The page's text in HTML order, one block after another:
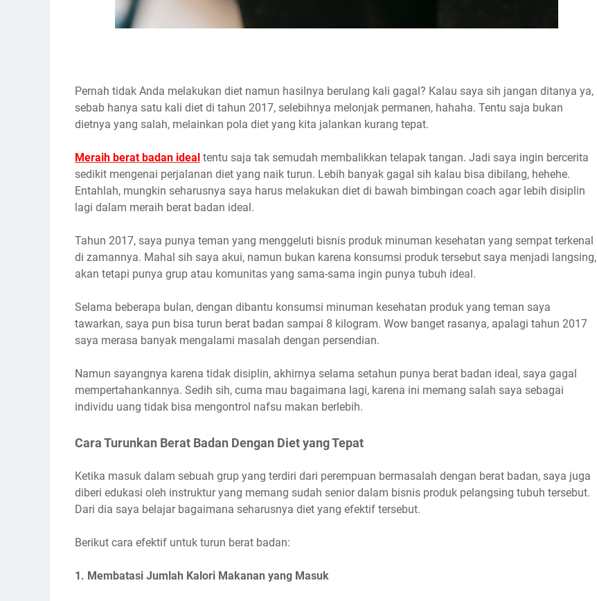
Pernah tidak Anda melakukan diet namun hasilnya berulang kali gagal? Kalau saya sih jangan ditanya ya,
sebab hanya satu kali diet di tahun 2017, selebihnya melonjak permanen, hahaha. Tentu saja bukan
dietnya yang salah, melainkan pola diet yang kita jalankan kurang tepat.
Meraih berat badan ideal tentu saja tak semudah membalikkan telapak tangan. Jadi saya ingin bercerita
sedikit mengenai perjalanan diet yang naik turun. Lebih banyak gagal sih kalau bisa dibilang, hehehe.
Entahlah, mungkin seharusnya saya harus melakukan diet di bawah bimbingan coach agar lebih disiplin
lagi dalam meraih berat badan ideal.
Tahun 2017, saya punya teman yang menggeluti bisnis produk minuman kesehatan yang sempat terkenal
di zamannya. Mahal sih saya akui, namun bukan karena konsumsi produk tersebut saya menjadi langsing,
akan tetapi punya grup atau komunitas yang sama-sama ingin punya tubuh ideal.
Selama beberapa bulan, dengan dibantu konsumsi minuman kesehatan produk yang teman saya
tawarkan, saya pun bisa turun berat badan sampai 8 kilogram. Wow banget rasanya, apalagi tahun 2017
saya merasa banyak mengalami masalah dengan persendian.
Namun sayangnya karena tidak disiplin, akhirnya selama setahun punya berat badan ideal, saya gagal
mempertahankannya. Sedih sih, cuma mau bagaimana lagi, karena ini memang salah saya sebagai
individu uang tidak bisa mengontrol nafsu makan berlebih.
Cara Turunkan Berat Badan Dengan Diet yang Tepat
Ketika masuk dalam sebuah grup yang terdiri dari perempuan bermasalah dengan berat badan, saya juga
diberi edukasi oleh instruktur yang memang sudah senior dalam bisnis produk pelangsing tubuh tersebut.
Dari dia saya belajar bagaimana seharusnya diet yang efektif tersebut.
Berikut cara efektif untuk turun berat badan:
1. Membatasi Jumlah Kalori Makanan yang Masuk